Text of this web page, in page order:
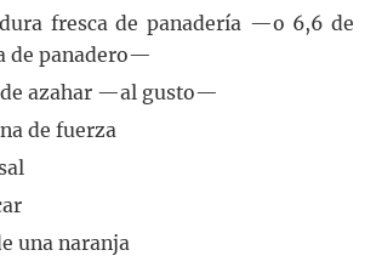
fresca de panadería —o 6,6 de
de panadero—
azahar —al gusto—
de fuerza
una naranja